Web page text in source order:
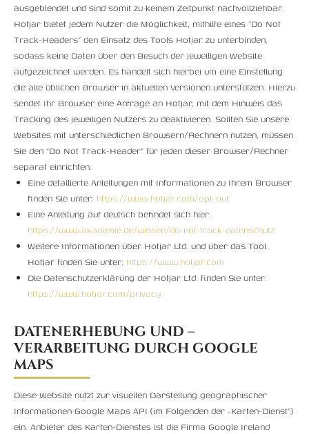
ausgeblendet und sind somit zu keinem Zeitpunkt nachvollziehbar.
Hotjar bietet jedem Nutzer die Möglichkeit, mithilfe eines “Do Not
Track-Headers” den Einsatz des Tools Hotjar zu unterbinden,
sodass keine Daten über den Besuch der jeweiligen Website
aufgezeichnet werden. Es handelt sich hierbei um eine Einstellung
die alle üblichen Browser in aktuellen Versionen unterstützen. Hierzu
sendet Ihr Browser eine Anfrage an Hotjar, mit dem Hinweis das
Tracking des jeweiligen Nutzers zu deaktivieren. Sollten Sie unsere
Websites mit unterschiedlichen Browsern/Rechnern nutzen, müssen
Sie den “Do Not Track-Header” für jeden dieser Browser/Rechner
separat einrichten.
Eine detailierte Anleitungen mit Informationen zu Ihrem Browser
finden Sie unter: https://www.hotjar.com/opt-out
Eine Anleitung auf deutsch befindet sich hier:
https://www.akademie.de/wissen/do-not-track-datenschutz
Weitere Informationen über Hotjar Ltd. und über das Tool
Hotjar finden Sie unter: https://www.hotjar.com
Die Datenschutzerklärung der Hotjar Ltd. finden Sie unter:
https://www.hotjar.com/privacy
DATENERHEBUNG UND –
VERARBEITUNG DURCH GOOGLE
MAPS
Diese Website nutzt zur visuellen Darstellung geographischer
Informationen Google Maps API (im Folgenden der „Karten-Dienst”)
ein. Anbieter des Karten-Dienstes ist die Firma Google Ireland